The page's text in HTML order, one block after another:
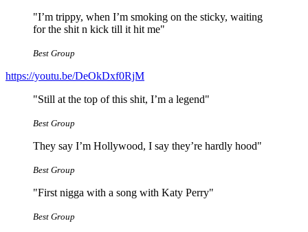
"I’m trippy, when I’m smoking on the sticky, waiting
for the shit n kick till it hit me"
Best Group
https://youtu.be/DeOkDxf0RjM
"Still at the top of this shit, I’m a legend"
Best Group
They say I’m Hollywood, I say they’re hardly hood"
Best Group
"First nigga with a song with Katy Perry"
Best Group